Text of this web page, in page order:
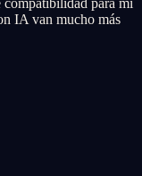
para mi
IA van mucho más